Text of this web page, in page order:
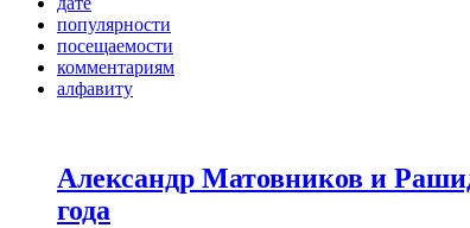
популярности
посещаемости
комментариям
алфавиту
Александр Матовников и
года